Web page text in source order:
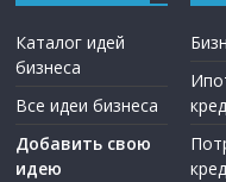
Каталог идей
бизнеса
Все идеи бизнеса
Добавить свою
идею